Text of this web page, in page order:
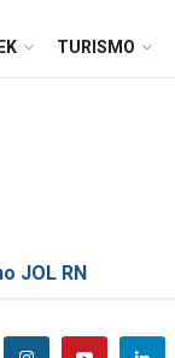
TURISMO
JOL RN